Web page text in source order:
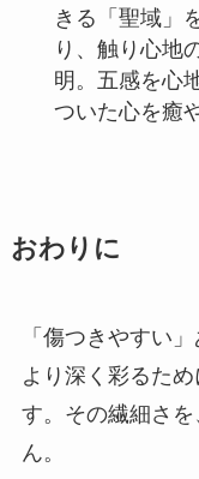
きる「聖域」
り、触り心地
明。五感を心
ついた心を癒
おわりに
「傷つきやすい
より深く彩るた
す。その繊細さ
ん。